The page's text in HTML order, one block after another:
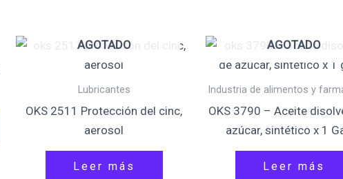
AGOTADO
Lubricantes
OKS 2511 Protección del cinc,
aerosol
Leer más
AGOTADO
Industria de alimentos y
OKS 3790 – Aceite
azúcar, sintético x 1
Leer más